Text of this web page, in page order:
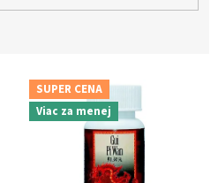
SUPER CENA
Viac za menej